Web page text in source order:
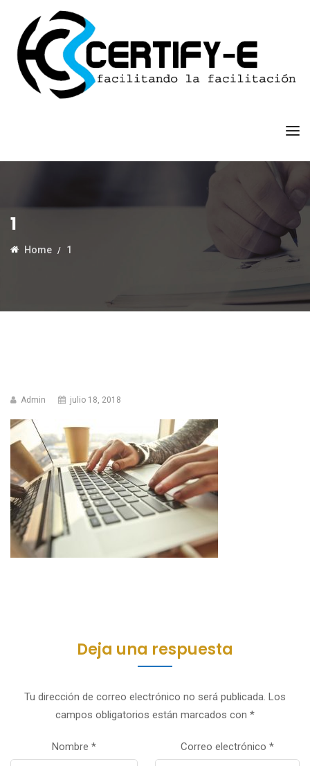
1
Home 1
Admin julio 18, 2018
Deja una respuesta
Tu dirección de correo electrónico no será publicada. Los
campos obligatorios están marcados con *
Nombre * Correo electrónico *